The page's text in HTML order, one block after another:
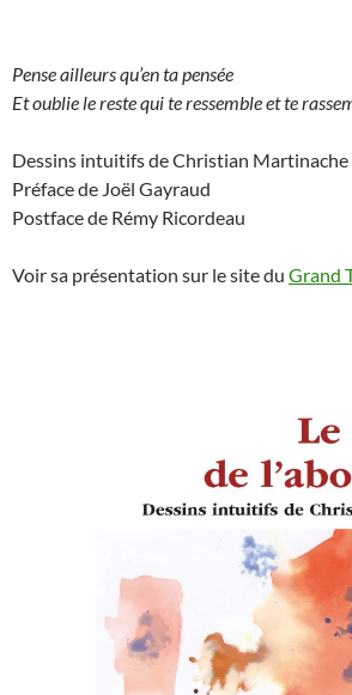
Pense ailleurs qu’en ta pensée
Et oublie le reste qui te ressemble et te
Dessins intuitifs de Christian Martinache
Préface de Joël Gayraud
Postface de Rémy Ricordeau
Voir sa présentation sur le site du Grand